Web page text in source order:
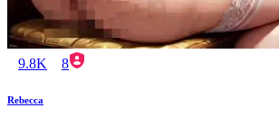
9.8K 8
Rebecca